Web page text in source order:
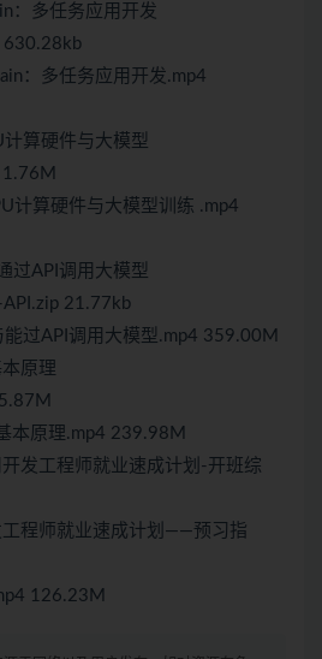
：多任务应用开发
630.28kb
：多任务应用开发.mp4
算硬件与大模型
计算硬件与大模型训练 .mp4
过API调用大模型
21.77kb
过API调用大模型.mp4 359.00M
原理
本原理.mp4 239.98M
发工程师就业速成计划-开班综
程师就业速成计划——预习指
126.23M